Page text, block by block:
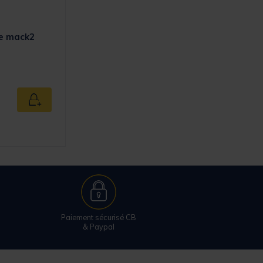
mack2
Ajouter au panier
Paiement sécurisé CB
& Paypal